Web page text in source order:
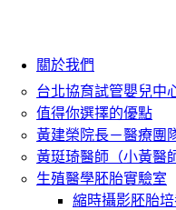
關於我們
台北協育試管嬰兒中
值得你選擇的優點
黃建榮院長－醫療團
黃珽琦醫師（小黃醫
生殖醫學胚胎實驗室
縮時攝影胚胎